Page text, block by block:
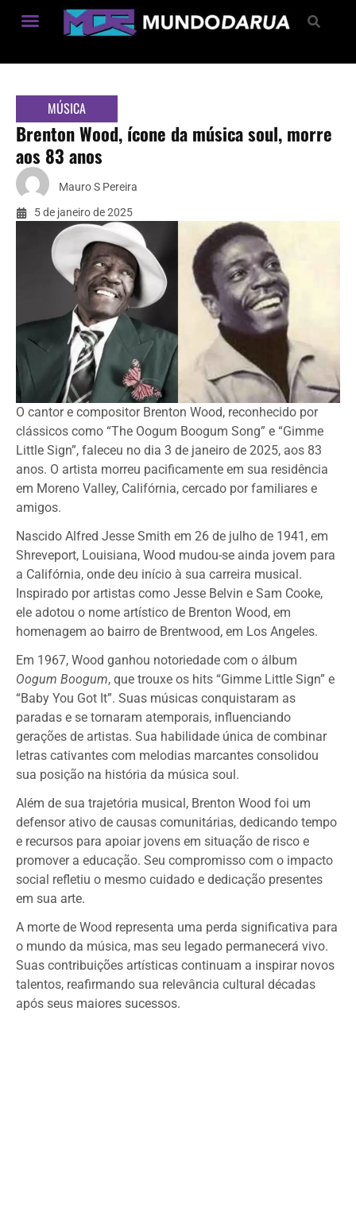
MÚSICA
Brenton Wood, ícone da música soul, morre
aos 83 anos
Mauro S Pereira
5 de janeiro de 2025
O cantor e compositor Brenton Wood, reconhecido por
clássicos como “The Oogum Boogum Song” e “Gimme
Little Sign”, faleceu no dia 3 de janeiro de 2025, aos 83
anos. O artista morreu pacificamente em sua residência
em Moreno Valley, Califórnia, cercado por familiares e
amigos.
Nascido Alfred Jesse Smith em 26 de julho de 1941, em
Shreveport, Louisiana, Wood mudou-se ainda jovem para
a Califórnia, onde deu início à sua carreira musical.
Inspirado por artistas como Jesse Belvin e Sam Cooke,
ele adotou o nome artístico de Brenton Wood, em
homenagem ao bairro de Brentwood, em Los Angeles.
Em 1967, Wood ganhou notoriedade com o álbum
Oogum Boogum, que trouxe os hits “Gimme Little Sign” e
“Baby You Got It”. Suas músicas conquistaram as
paradas e se tornaram atemporais, influenciando
gerações de artistas. Sua habilidade única de combinar
letras cativantes com melodias marcantes consolidou
sua posição na história da música soul.
Além de sua trajetória musical, Brenton Wood foi um
defensor ativo de causas comunitárias, dedicando tempo
e recursos para apoiar jovens em situação de risco e
promover a educação. Seu compromisso com o impacto
social refletiu o mesmo cuidado e dedicação presentes
em sua arte.
A morte de Wood representa uma perda significativa para
o mundo da música, mas seu legado permanecerá vivo.
Suas contribuições artísticas continuam a inspirar novos
talentos, reafirmando sua relevância cultural décadas
após seus maiores sucessos.